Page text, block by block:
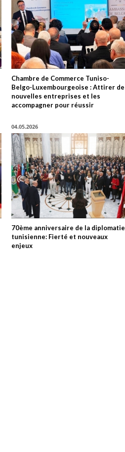
Chambre de Commerce Tuniso-
Belgo-Luxembourgeoise : Attirer de
nouvelles entreprises et les
accompagner pour réussir
04.05.2026
70ème anniversaire de la diplomatie
tunisienne: Fierté et nouveaux
enjeux